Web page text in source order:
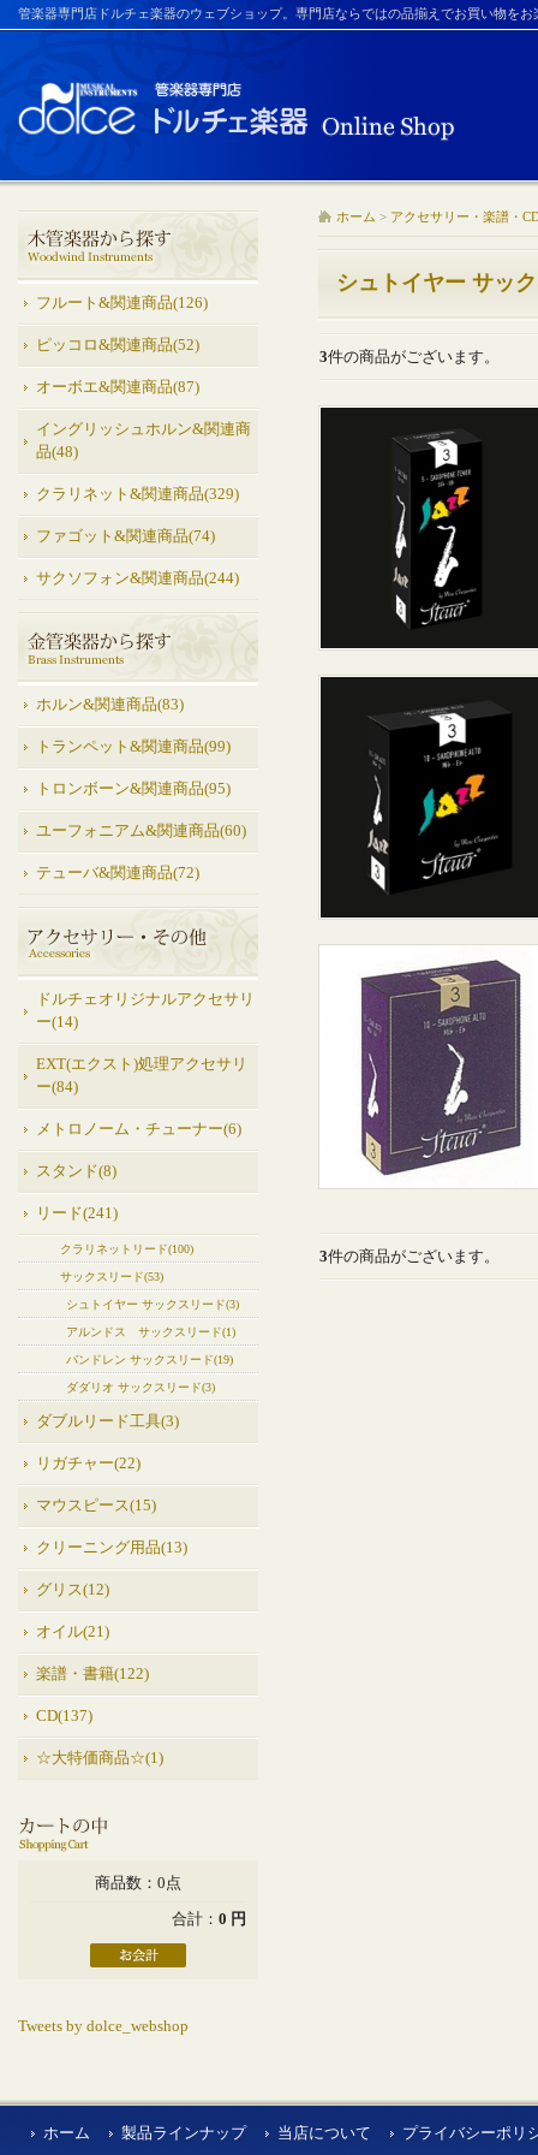
管楽器専門店ドルチェ楽器のウェブショップ。専門店ならではの品揃えでお買い物を
フルート&関連商品(126)
ピッコロ&関連商品(52)
オーボエ&関連商品(87)
イングリッシュホルン&関連商
品(48)
クラリネット&関連商品(329)
ファゴット&関連商品(74)
サクソフォン&関連商品(244)
ホルン&関連商品(83)
トランペット&関連商品(99)
トロンボーン&関連商品(95)
ユーフォニアム&関連商品(60)
テューバ&関連商品(72)
ドルチェオリジナルアクセサリ
ー(14)
EXT(エクスト)処理アクセサリ
ー(84)
メトロノーム・チューナー(6)
スタンド(8)
リード(241)
クラリネットリード(100)
サックスリード(53)
シュトイヤー サックスリード(3)
アルンドス サックスリード(1)
バンドレン サックスリード(19)
ダダリオ サックスリード(3)
ダブルリード工具(3)
リガチャー(22)
マウスピース(15)
クリーニング用品(13)
グリス(12)
オイル(21)
楽譜・書籍(122)
CD(137)
☆大特価商品☆(1)
商品数：0点
合計： 0 円
Tweets by dolce_webshop
ホーム > アクセサリー・楽譜・
シュトイヤー サッ
3件の商品がございます。
3件の商品がございます。
ホーム 製品ラインナップ 当店について プライバシーポリ